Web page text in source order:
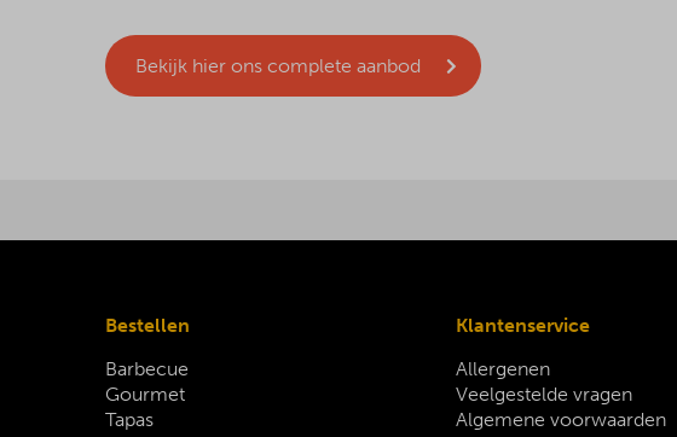
Bekijk hier ons complete aanbod
Bestellen
Barbecue
Gourmet
Tapas
Klantenservice
Allergenen
Veelgestelde vragen
Algemene voorwaarden